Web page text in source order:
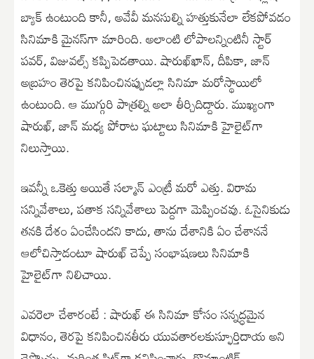
బ్యాక్ ఉంటుంది కానీ, అవేవీ మ‌న‌సుల్ని హ‌త్తుకునేలా లేక‌పోవ‌డం
సినిమాకి మైన‌స్‌గా మారింది. అలాంటి లోపాల‌న్నింటినీ స్టార్
ప‌వ‌ర్‌, విజువ‌ల్స్ కప్పిపెడ‌తాయి. షారుఖ్‌ఖాన్, దీపికా, జాన్
అబ్రహం తెర‌పై క‌నిపించిన‌ప్పుడల్లా సినిమా మరోస్థాయిలో
ఉంటుంది. ఆ ముగ్గురి పాత్రల్ని అలా తీర్చిదిద్దారు. ముఖ్యంగా
షారుఖ్‌, జాన్ మ‌ధ్య పోరాట ఘ‌ట్టాలు సినిమాకి హైలైట్‌గా
నిలుస్తాయి.
ఇవ‌న్నీ ఒకెత్తు అయితే స‌ల్మాన్‌ ఎంట్రీ మ‌రో ఎత్తు. విరామ
స‌న్నివేశాలు, ప‌తాక స‌న్నివేశాలు పెద్దగా మెప్పించ‌వు. ఓసైనికుడు
త‌న‌కి దేశం ఏంచేసింద‌ని కాదు, తాను దేశానికి ఏం చేశాన‌నే
ఆలోచిస్తాడంటూ షారుఖ్ చెప్పే సంభాష‌ణ‌లు సినిమాకి
హైలైట్‌గా నిలిచాయి.
ఎవ‌రెలా చేశారంటే : షారుఖ్‌ ఈ సినిమా కోసం స‌న్నద్ధమైన
విధానం, తెర‌పై క‌నిపించినతీరు యువతార‌ల‌కుస్ఫూర్తిదాయ‌ అని